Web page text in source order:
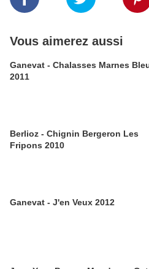
Vous aimerez aussi
Ganevat - Chalasses Marnes
2011
Berlioz - Chignin Bergeron Les
Fripons 2010
Ganevat - J'en Veux 2012